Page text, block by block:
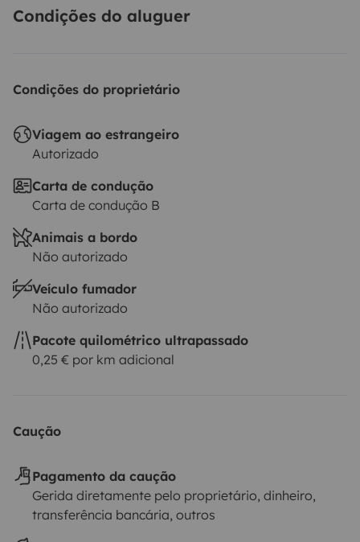
• Auffahrkeile
Condições do aluguer
Condições do proprietário
Viagem ao estrangeiro
Autorizado
Carta de condução
Carta de condução B
Animais a bordo
Não autorizado
Veículo fumador
Não autorizado
Pacote quilométrico ultrapassado
0,25 € por km adicional
Caução
Pagamento da caução
Gerida diretamente pelo proprietário, dinheiro,
transferência bancária, outros